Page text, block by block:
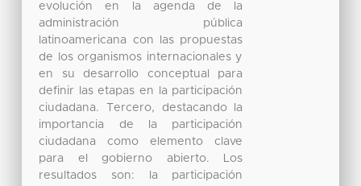
evolución en la agenda de la
administración pública
latinoamericana con las propuestas
de los organismos internacionales y
en su desarrollo conceptual para
definir las etapas en la participación
ciudadana. Tercero, destacando la
importancia de la participación
ciudadana como elemento clave
para el gobierno abierto. Los
resultados son: la participación